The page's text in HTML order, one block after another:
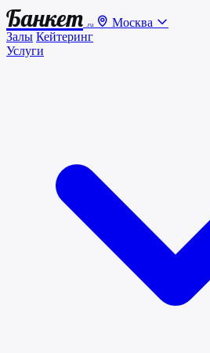
Банкет .ru
Москва
Залы Кейтеринг
Услуги